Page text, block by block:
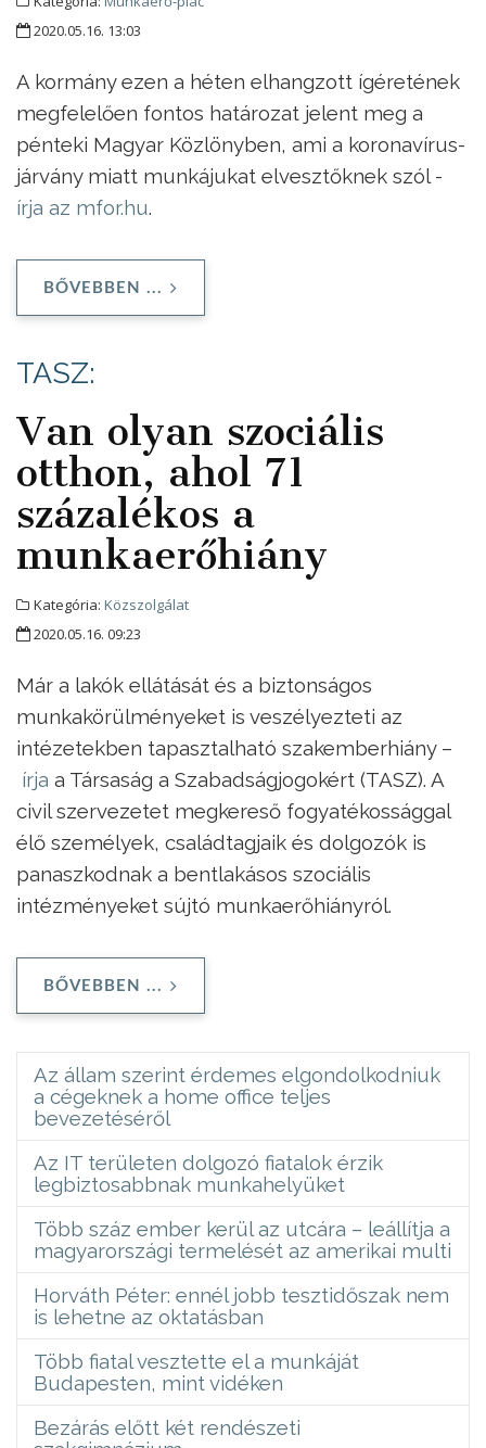
2020.05.16. 13:03
A kormány ezen a héten elhangzott ígéretének
megfelelően fontos határozat jelent meg a
pénteki Magyar Közlönyben, ami a koronavírus-
járvány miatt munkájukat elvesztőknek szól -
írja az mfor.hu.
BŐVEBBEN ...
TASZ:
Van olyan szociális
otthon, ahol 71
százalékos a
munkaerőhiány
Kategória: Közszolgálat
2020.05.16. 09:23
Már a lakók ellátását és a biztonságos
munkakörülményeket is veszélyezteti az
intézetekben tapasztalható szakemberhiány –
írja a Társaság a Szabadságjogokért (TASZ). A
civil szervezetet megkereső fogyatékossággal
élő személyek, családtagjaik és dolgozók is
panaszkodnak a bentlakásos szociális
intézményeket sújtó munkaerőhiányról.
BŐVEBBEN ...
Az állam szerint érdemes elgondolkodniuk
a cégeknek a home office teljes
bevezetéséről
Az IT területen dolgozó fiatalok érzik
legbiztosabbnak munkahelyüket
Több száz ember kerül az utcára – leállítja a
magyarországi termelését az amerikai multi
Horváth Péter: ennél jobb tesztidőszak nem
is lehetne az oktatásban
Több fiatal vesztette el a munkáját
Budapesten, mint vidéken
Bezárás előtt két rendészeti